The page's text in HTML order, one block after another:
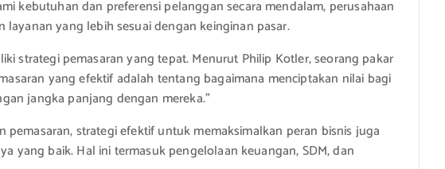
kebutuhan dan preferensi pelanggan secara mendalam, perusahaan
yang lebih sesuai dengan keinginan pasar.
strategi pemasaran yang tepat. Menurut Philip Kotler, seorang pakar
yang efektif adalah tentang bagaimana menciptakan nilai bagi
jangka panjang dengan mereka.”
pemasaran, strategi efektif untuk memaksimalkan peran bisnis juga
yang baik. Hal ini termasuk pengelolaan keuangan, SDM, dan